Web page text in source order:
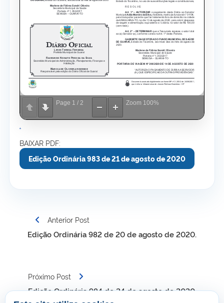
Page 1 / 2 Zoom 100%
BAIXAR PDF:
Edição Ordinária 983 de 21 de agosto de 2020
Navegação
Anterior Post
Edição Ordinária 982 de 20 de agosto de 2020.
Próximo Post
Edição Ordinária 984 de 24 de agosto de 2020.